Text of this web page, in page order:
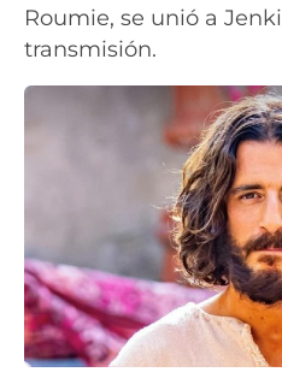
Roumie, se unió a
transmisión.